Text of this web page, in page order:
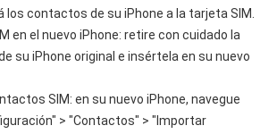
los contactos de su iPhone a la tarjeta SIM.
en el nuevo iPhone: retire con cuidado la
su iPhone original e insértela en su nuevo
SIM: en su nuevo iPhone, navegue
> "Contactos" > "Importar